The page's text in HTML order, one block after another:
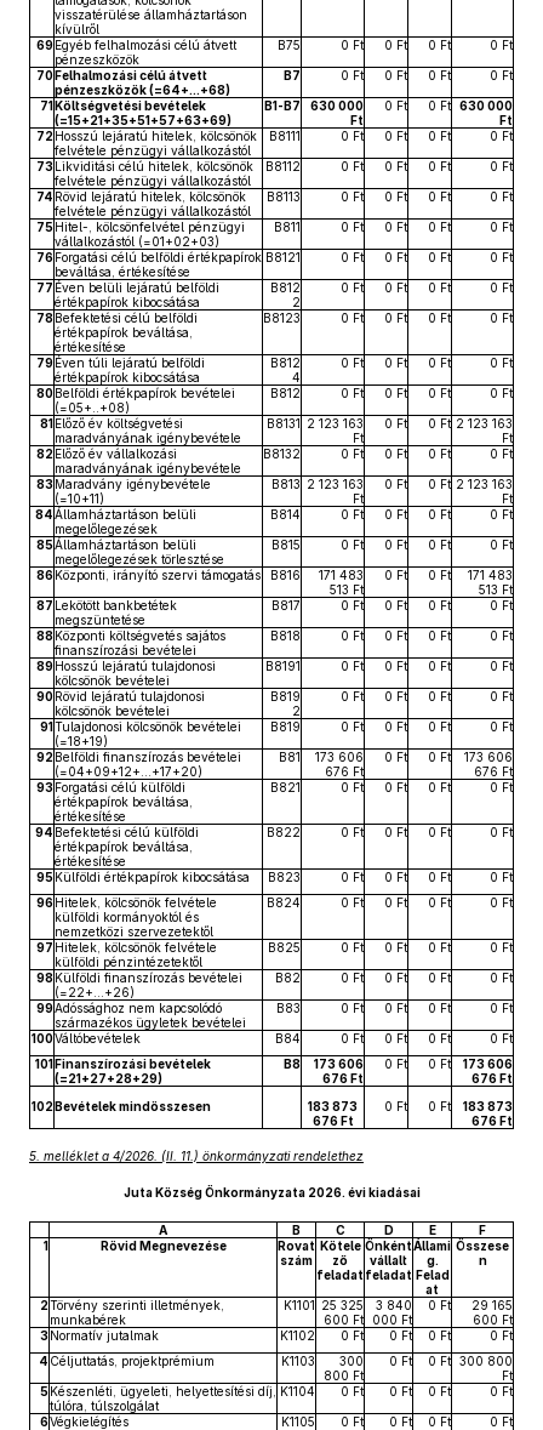
visszatérülése államháztartáson
kívülről
69Egyéb felhalmozási célú átvett
pénzeszközök
B75 0 Ft 0 Ft 0 Ft 0 Ft
70Felhalmozási célú átvett
pénzeszközök (=64+...+68)
B7 0 Ft 0 Ft 0 Ft 0 Ft
71Költségvetési bevételek
(=15+21+35+51+57+63+69)
B1-B7
630 000
Ft
0 Ft 0 Ft 630 000
Ft
72Hosszú lejáratú hitelek, kölcsönök
felvétele pénzügyi vállalkozástól
B8111 0 Ft 0 Ft 0 Ft 0 Ft
73Likviditási célú hitelek, kölcsönök
felvétele pénzügyi vállalkozástól
B8112 0 Ft 0 Ft 0 Ft 0 Ft
74 Rövid lejáratú hitelek, kölcsönök
felvétele pénzügyi vállalkozástól
B8113 0 Ft 0 Ft 0 Ft 0 Ft
75Hitel-, kölcsönfelvétel pénzügyi
vállalkozástól (=01+02+03)
B811 0 Ft 0 Ft 0 Ft 0 Ft
76Forgatási célú belföldi értékpapírok
beváltása, értékesítése
B8121 0 Ft 0 Ft 0 Ft 0 Ft
77 Éven belüli lejáratú belföldi
értékpapírok kibocsátása
B812
2
0 Ft 0 Ft 0 Ft 0 Ft
78Befektetési célú belföldi
értékpapírok beváltása,
értékesítése
B8123 0 Ft 0 Ft 0 Ft 0 Ft
79Éven túli lejáratú belföldi
értékpapírok kibocsátása
B812
4
0 Ft 0 Ft 0 Ft 0 Ft
80 Belföldi értékpapírok bevételei
(=05+..+08)
B812 0 Ft 0 Ft 0 Ft 0 Ft
81Előző év költségvetési
maradványának igénybevétele
B8131 2 123 163
Ft
0 Ft 0 Ft 2 123 163
Ft
82Előző év vállalkozási
maradványának igénybevétele
B8132 0 Ft 0 Ft 0 Ft 0 Ft
83Maradvány igénybevétele
(=10+11)
B813 2 123 163
Ft
0 Ft 0 Ft 2 123 163
Ft
84Államháztartáson belüli
megelőlegezések
B814 0 Ft 0 Ft 0 Ft 0 Ft
85Államháztartáson belüli
megelőlegezések törlesztése
B815 0 Ft 0 Ft 0 Ft 0 Ft
86Központi, irányító szervi támogatás B816
171 483
513 Ft
0 Ft 0 Ft
171 483
513 Ft
87 Lekötött bankbetétek
megszüntetése
B817 0 Ft 0 Ft 0 Ft 0 Ft
88Központi költségvetés sajátos
finanszírozási bevételei
B818 0 Ft 0 Ft 0 Ft 0 Ft
89Hosszú lejáratú tulajdonosi
kölcsönök bevételei
B8191 0 Ft 0 Ft 0 Ft 0 Ft
90 Rövid lejáratú tulajdonosi
kölcsönök bevételei
B819
2
0 Ft 0 Ft 0 Ft 0 Ft
91Tulajdonosi kölcsönök bevételei
(=18+19)
B819 0 Ft 0 Ft 0 Ft 0 Ft
92Belföldi finanszírozás bevételei
(=04+09+12+...+17+20)
B81
173 606
676 Ft
0 Ft 0 Ft
173 606
676 Ft
93Forgatási célú külföldi
értékpapírok beváltása,
értékesítése
B821 0 Ft 0 Ft 0 Ft 0 Ft
94 Befektetési célú külföldi
értékpapírok beváltása,
értékesítése
B822 0 Ft 0 Ft 0 Ft 0 Ft
95Külföldi értékpapírok kibocsátása B823 0 Ft 0 Ft 0 Ft
0 Ft
96Hitelek, kölcsönök felvétele
külföldi kormányoktól és
nemzetközi szervezetektől
B824 0 Ft 0 Ft 0 Ft 0 Ft
97 Hitelek, kölcsönök felvétele
külföldi pénzintézetektől
B825 0 Ft 0 Ft 0 Ft 0 Ft
98Külföldi finanszírozás bevételei
(=22+...+26)
B82 0 Ft 0 Ft 0 Ft 0 Ft
99Adóssághoz nem kapcsolódó
származékos ügyletek bevételei
B83 0 Ft 0 Ft 0 Ft 0 Ft
100Váltóbevételek B84 0 Ft 0 Ft 0 Ft
0 Ft
101Finanszírozási bevételek
(=21+27+28+29)
B8
173 606
676 Ft
0 Ft 0 Ft
173 606
676 Ft
102Bevételek mindösszesen
183 873
676 Ft
0 Ft 0 Ft
183 873
676 Ft
5. melléklet a 4/2026. (II. 11.) önkormányzati rendelethez
Juta Község Önkormányzata 2026. évi kiadásai
A B C D E
F
1
Rövid Megnevezése
Rovat
szám
Kötele
ző
feladat
Önként
vállalt
feladat
Állami
g.
Felad
at
Összese
n
2Törvény szerinti illetmények,
munkabérek
K1101 25 325
600 Ft
3 840
000 Ft
0 Ft
29 165
600 Ft
3Normatív jutalmak K1102 0 Ft 0 Ft 0 Ft
0 Ft
4 Céljuttatás, projektprémium K1103
300
800 Ft
0 Ft 0 Ft 300 800
Ft
5Készenléti, ügyeleti, helyettesítési díj,
túlóra, túlszolgálat
K1104 0 Ft 0 Ft 0 Ft 0 Ft
6Végkielégítés K1105 0 Ft 0 Ft 0 Ft
0 Ft